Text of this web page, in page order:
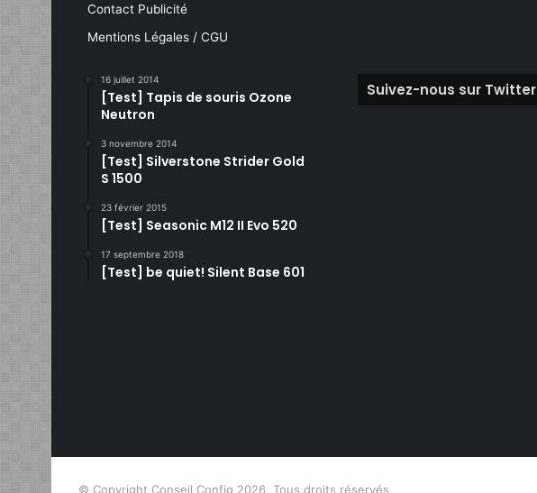
Contact Publicité
Mentions Légales / CGU
16 juillet 2014
[Test] Tapis de souris Ozone
Neutron
3 novembre 2014
[Test] Silverstone Strider Gold
S 1500
23 février 2015
[Test] Seasonic M12 II Evo 520
17 septembre 2018
[Test] be quiet! Silent Base 601
Suivez-nous sur Twitter
© Copyright Conseil Config 2026, Tous droits réservés